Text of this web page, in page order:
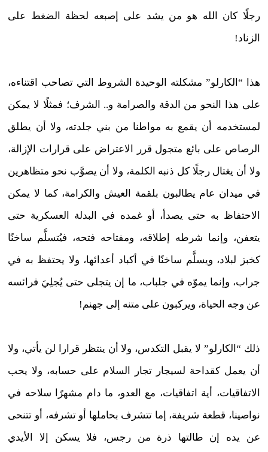
رجلًا كان الله هو من يشد على إصبعه لحظة الضغط على
الزناد!
هذا “الكارلو” مشكلته الوحيدة الشروط التي تصاحب اقتناءه،
على هذا النحو من الدقة والصرامة و.. الشرف؛ فمثلًا لا يمكن
لمستخدمه أن يقمع به مواطنا من بني جلدته، ولا أن يطلق
الرصاص على بائع متجول قرر الاعتراض على قرارات الإزالة،
ولا أن يغتال رجلًا كل ذنبه الكلمة، ولا أن يصوَّب نحو متظاهرين
في ميدان عام يطالبون بلقمة العيش والكرامة، كما لا يمكن
الاحتفاظ به حتى يصدأ، أو غمده في البدلة العسكرية حتى
يتعفن، وإنما شرطه إطلاقه، ومفتاحه فتحه، فيُتسلَّم ساخنًا
كخبز لبلاد، ويسلَّم ساخنًا في أكباد أعدائها، ولا يحتفظ به في
جراب، وإنما يموّه في جلباب، ما إن يتجلى حتى يُجلِيَ فرائسه
عن وجه الحياة، ويركبون على متنه إلى جهنم!
ذلك “الكارلو” لا يقبل التكدس، ولا أن ينتظر قرارا لن يأتي، ولا
أن يعمل كقداحة لسيجار تجار السلام على حسابه، ولا يحب
الاتفاقيات، أية اتفاقيات، مع العدو، ما دام مشهرًا سلاحه في
نواصينا، قطعة شريفة، إما تتشرف بحاملها أو تشرفه، أو تتنحى
عن يده إن طالتها ذرة من رجس، فلا يسكن إلا الأيدي